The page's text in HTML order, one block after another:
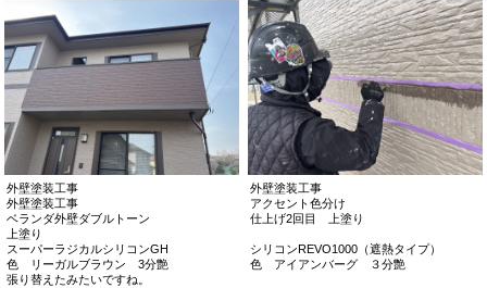
外壁塗装工事
外壁塗装工事
ベランダ外壁ダブルトーン
上塗り
スーパーラジカルシリコンGH
色 リーガルブラウン 3分艶
張り替えたみたいですね。
外壁塗装工事
アクセント色分け
仕上げ2回目 上塗り
シリコンREVO1000（遮熱タイプ）
色 アイアンバーグ ３分艶